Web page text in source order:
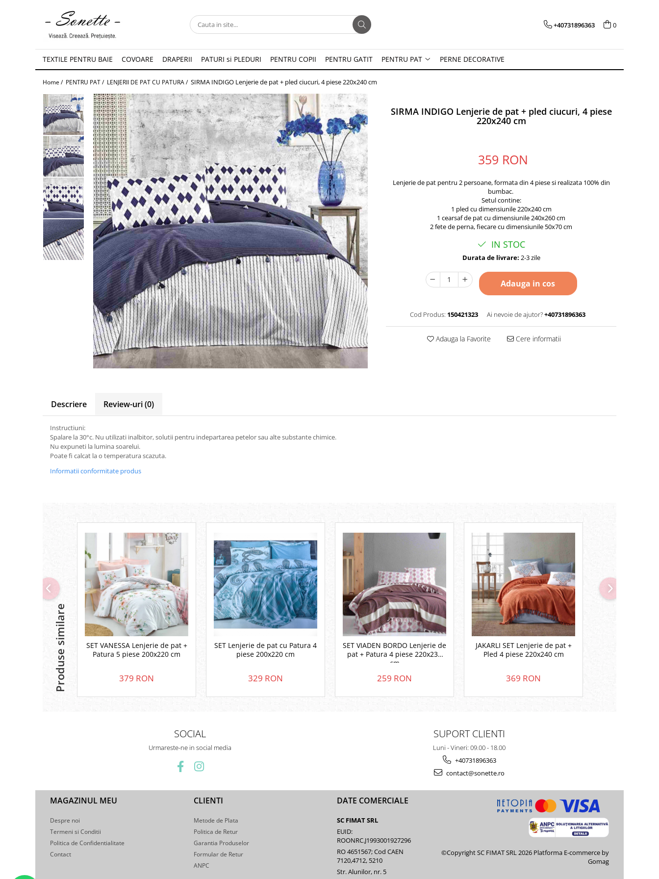
PENTRU PAT
LENJERII DE PAT
LENJERII DE PAT CU PATURA
LENJERII DE PAT CU PILOTA SI
+40731896363 0
TEXTILE PENTRU BAIE COVOARE DRAPERII PATURI si PLEDURI PENTRU COPII PENTRU GATIT PENTRU PAT PERNE DECORATIVE
Home / PENTRU PAT / LENJERII DE PAT CU PATURA / SIRMA INDIGO Lenjerie de pat + pled ciucuri, 4 piese 220x240 cm
SIRMA INDIGO Lenjerie de pat + pled ciucuri, 4 piese
220x240 cm
359 RON
Lenjerie de pat pentru 2 persoane, formata din 4 piese si realizata 100% din
bumbac.
Setul contine:
1 pled cu dimensiunile 220x240 cm
1 cearsaf de pat cu dimensiunile 240x260 cm
2 fete de perna, fiecare cu dimensiunile 50x70 cm
IN STOC
Durata de livrare: 2-3 zile
Adauga in cos
Cod Produs: 150421323 Ai nevoie de ajutor?+40731896363
Adauga la Favorite Cere informatii
Descriere Review-uri(0)
Instructiuni:
Spalare la 30°c. Nu utilizati inalbitor, solutii pentru indepartarea petelor sau alte substante chimice.
Nu expuneti la lumina soarelui.
Poate fi calcat la o temperatura scazuta.
Informatii conformitate produs
Produse similare
SET VANESSA Lenjerie de pat +
Patura 5 piese 200x220 cm
379 RON
SET Lenjerie de pat cu Patura 4
piese 200x220 cm
329 RON
SET VIADEN BORDO Lenjerie de
pat + Patura 4 piese 220x230
cm
259 RON
JAKARLI SET Lenjerie de pat +
Pled 4 piese 220x240 cm
369 RON
SOCIAL
Urmareste-ne in social media
SUPORT CLIENTI
Luni - Vineri: 09.00 - 18.00
+40731896363
contact@sonette.ro
MAGAZINUL MEU
Despre noi
Termeni si Conditii
Politica de Confidentialitate
Contact
CLIENTI
Metode de Plata
Politica de Retur
Garantia Produselor
Formular de Retur
ANPC
DATE COMERCIALE
SC FIMAT SRL
EUID:
ROONRC.J1993001927296
RO 4651567; Cod CAEN
7120,4712, 5210
Str. Alunilor, nr. 5
©Copyright SC FIMAT SRL 2026 Platforma E-commerce by
Gomag